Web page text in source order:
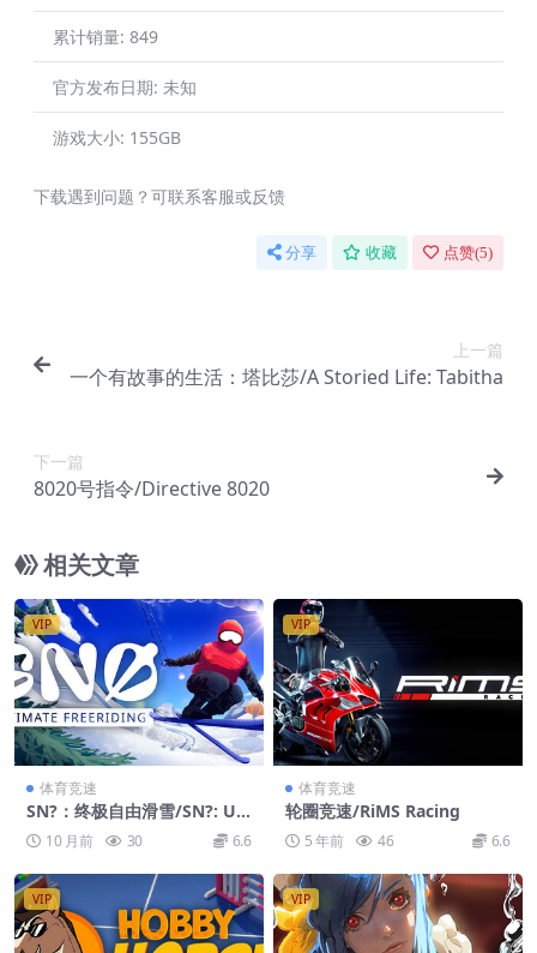
累计销量: 849
官方发布日期: 未知
游戏大小: 155GB
下载遇到问题？可联系客服或反馈
分享 收藏 点赞(5)
上一篇
一个有故事的生活：塔比莎/A Storied Life: Tabitha
下一篇
8020号指令/Directive 8020
相关文章
VIP
体育竞速
SN?：终极自由滑雪/SN?: Ult
imate Freeriding
10 月前 30 6.6
VIP
体育竞速
轮圈竞速/RiMS Racing
5 年前 46 6.6
VIP VIP